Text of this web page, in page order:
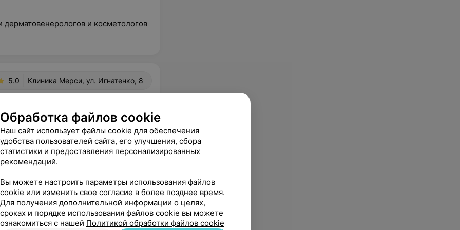
и косметологов
5.0 Клиника Мерси, ул. Игнатенко, 8
Екатерине Викторовне за
назначенное лечение.
ул. Игнатенко, 8
с проблемой акне,доктор
Обработка файлов cookie
Наш сайт использует файлы cookie для обеспечения
удобства пользователей сайта, его улучшения, сбора
статистики и предоставления персонализированных
рекомендаций.
Вы можете настроить параметры использования файлов
cookie или изменить свое согласие в более позднее время.
Для получения дополнительной информации о целях,
сроках и порядке использования файлов cookie вы можете
ознакомиться с нашей Политикой обработки файлов cookie